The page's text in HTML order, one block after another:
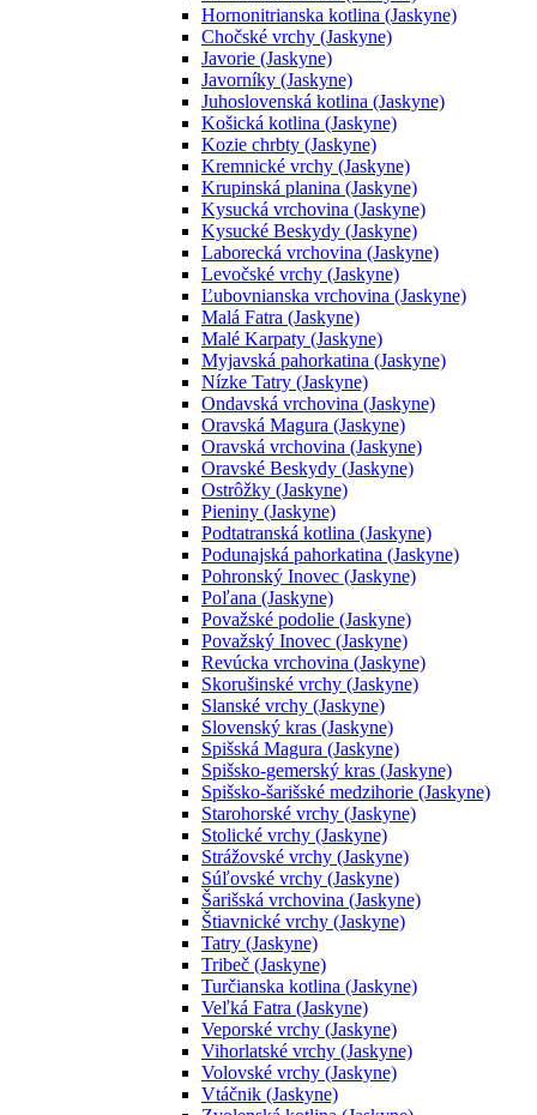
Hornonitrianska kotlina (Jaskyne)
Chočské vrchy (Jaskyne)
Javorie (Jaskyne)
Javorníky (Jaskyne)
Juhoslovenská kotlina (Jaskyne)
Košická kotlina (Jaskyne)
Kozie chrbty (Jaskyne)
Kremnické vrchy (Jaskyne)
Krupinská planina (Jaskyne)
Kysucká vrchovina (Jaskyne)
Kysucké Beskydy (Jaskyne)
Laborecká vrchovina (Jaskyne)
Levočské vrchy (Jaskyne)
Ľubovnianska vrchovina (Jaskyne)
Malá Fatra (Jaskyne)
Malé Karpaty (Jaskyne)
Myjavská pahorkatina (Jaskyne)
Nízke Tatry (Jaskyne)
Ondavská vrchovina (Jaskyne)
Oravská Magura (Jaskyne)
Oravská vrchovina (Jaskyne)
Oravské Beskydy (Jaskyne)
Ostrôžky (Jaskyne)
Pieniny (Jaskyne)
Podtatranská kotlina (Jaskyne)
Podunajská pahorkatina (Jaskyne)
Pohronský Inovec (Jaskyne)
Poľana (Jaskyne)
Považské podolie (Jaskyne)
Považský Inovec (Jaskyne)
Revúcka vrchovina (Jaskyne)
Skorušinské vrchy (Jaskyne)
Slanské vrchy (Jaskyne)
Slovenský kras (Jaskyne)
Spišská Magura (Jaskyne)
Spišsko-gemerský kras (Jaskyne)
Spišsko-šarišské medzihorie (Jaskyne)
Starohorské vrchy (Jaskyne)
Stolické vrchy (Jaskyne)
Strážovské vrchy (Jaskyne)
Súľovské vrchy (Jaskyne)
Šarišská vrchovina (Jaskyne)
Štiavnické vrchy (Jaskyne)
Tatry (Jaskyne)
Tribeč (Jaskyne)
Turčianska kotlina (Jaskyne)
Veľká Fatra (Jaskyne)
Veporské vrchy (Jaskyne)
Vihorlatské vrchy (Jaskyne)
Volovské vrchy (Jaskyne)
Vtáčnik (Jaskyne)